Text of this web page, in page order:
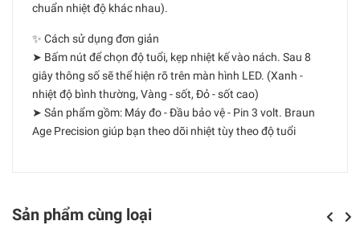
chuẩn nhiệt độ khác nhau).
✨ Cách sử dụng đơn giản
➤ Bấm nút để chọn độ tuổi, kẹp nhiệt kế vào nách. Sau 8
giây thông số sẽ thể hiện rõ trên màn hình LED. (Xanh -
nhiệt độ bình thường, Vàng - sốt, Đỏ - sốt cao)
➤ Sản phẩm gồm: Máy đo - Đầu bảo vệ - Pin 3 volt. Braun
Age Precision giúp bạn theo dõi nhiệt tùy theo độ tuổi
Sản phẩm cùng loại Previous
Next